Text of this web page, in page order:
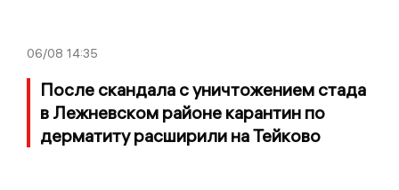
06/08 14:35
После скандала с уничтожением стада
в Лежневском районе карантин по
дерматиту расширили на Тейково